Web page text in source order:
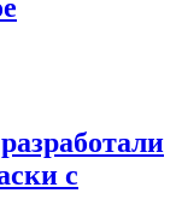
с